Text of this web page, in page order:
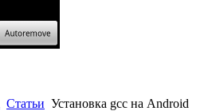
Статьи Установка gcc на Android